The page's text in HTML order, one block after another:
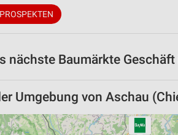
nächste Baumärkte
Umgebung von Aschau